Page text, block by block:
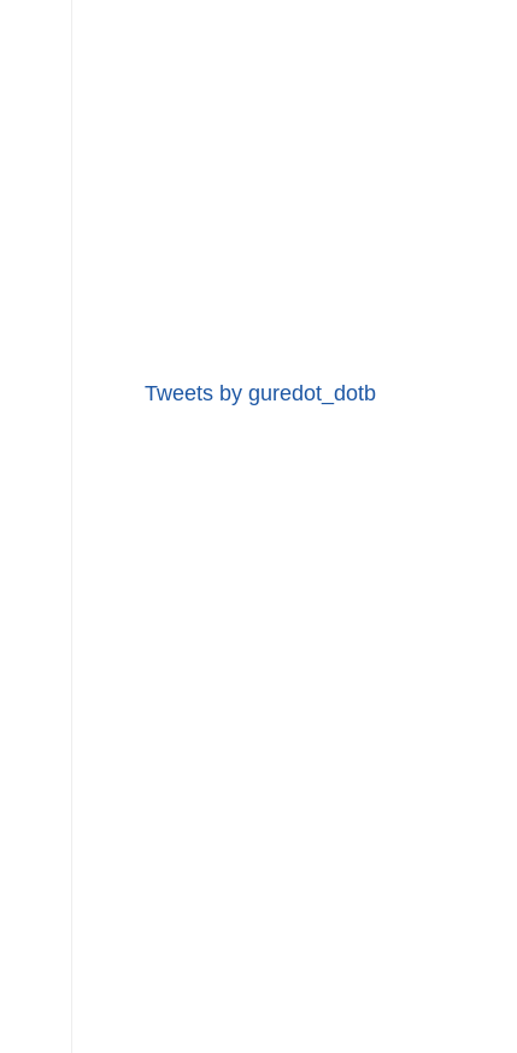
Tweets by guredot_dotb